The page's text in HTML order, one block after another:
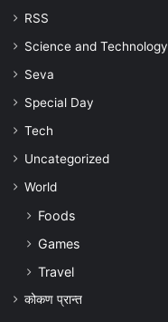
RSS
Science and Technology
Seva
Special Day
Tech
Uncategorized
World
Foods
Games
Travel
कोकण प्रान्त